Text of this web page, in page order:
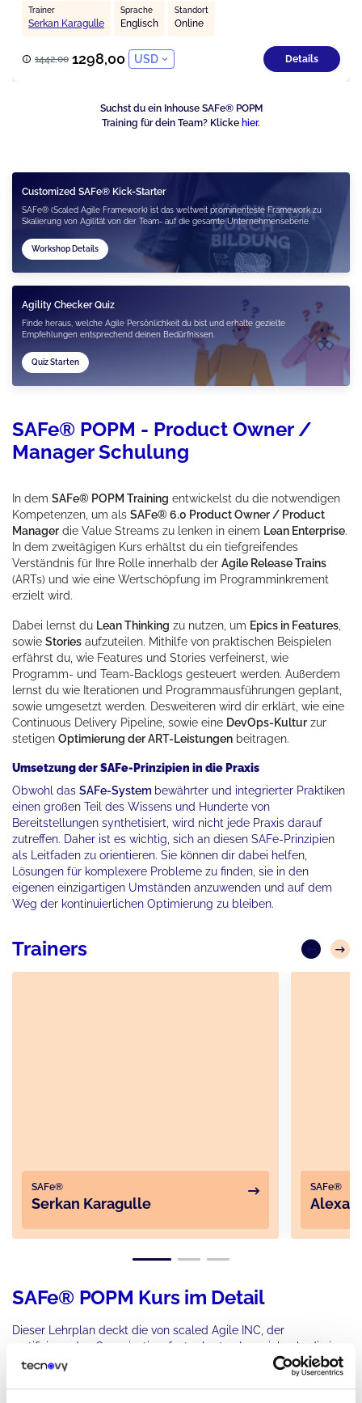
Trainer
Serkan Karagulle
Sprache
Englisch
Standort
Online
1442,00 1298,00 USD Details
Suchst du ein Inhouse SAFe® POPM
Training für dein Team? Klicke hier.
Customized SAFe® Kick-Starter
SAFe® (Scaled Agile Framework) ist das weltweit prominenteste Framework zu
Skalierung von Agilität von der Team- auf die gesamte Unternehmensebene.
Workshop Details
Agility Checker Quiz
Finde heraus, welche Agile Persönlichkeit du bist und erhalte gezielte
Empfehlungen entsprechend deinen Bedürfnissen.
Quiz Starten
SAFe® POPM - Product Owner /
Manager Schulung
In dem SAFe® POPM Training entwickelst du die notwendigen
Kompetenzen, um als SAFe® 6.0 Product Owner / Product
Manager die Value Streams zu lenken in einem Lean Enterprise.
In dem zweitägigen Kurs erhältst du ein tiefgreifendes
Verständnis für Ihre Rolle innerhalb der Agile Release Trains
(ARTs) und wie eine Wertschöpfung im Programminkrement
erzielt wird.
Dabei lernst du Lean Thinking zu nutzen, um Epics in Features
sowie Stories aufzuteilen. Mithilfe von praktischen Beispielen
erfährst du, wie Features und Stories verfeinerst, wie
Programm- und Team-Backlogs gesteuert werden. Außerdem
lernst du wie Iterationen und Programmausführungen geplant,
sowie umgesetzt werden. Desweiteren wird dir erklärt, wie eine
Continuous Delivery Pipeline, sowie eine DevOps-Kultur zur
stetigen Optimierung der ART-Leistungen beitragen.
Umsetzung der SAFe-Prinzipien in die Praxis
Obwohl das SAFe-System bewährter und integrierter Praktiken
einen großen Teil des Wissens und Hunderte von
Bereitstellungen synthetisiert, wird nicht jede Praxis darauf
zutreffen. Daher ist es wichtig, sich an diesen SAFe-Prinzipien
als Leitfaden zu orientieren. Sie können dir dabei helfen,
Lösungen für komplexere Probleme zu finden, sie in den
eigenen einzigartigen Umständen anzuwenden und auf dem
Weg der kontinuierlichen Optimierung zu bleiben.
Trainers
SAFe®
Serkan Karagulle
SAFe®
SAFe® POPM Kurs im Detail
Dieser Lehrplan deckt die von scaled Agile INC, der
zertifizierenden Organisation, festgelegten Lernziele ab, die in
einer SAFe®-Schulung behandelt werden sollen. Dazu gehört
auch die neuste Version von SAFe® 6.0 und dieser Lehrplan